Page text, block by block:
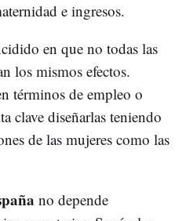
e ingresos.
en que no todas las
los mismos efectos.
términos de empleo o
clave diseñarlas teniendo
de las mujeres como las
no depende